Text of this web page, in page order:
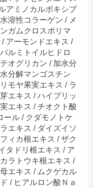
アミノカルボキシプ
溶性コラーゲン / メ
ガムクロスポリマ
アーモンドエキス /
ルミトイルヒドロ
オグリカン / 加水分
分解マンゴスチン
モヤ果実エキス / ラ
エキス / ハイブリッ
エキス / チオクト酸
ール / クダモノトケ
エキス / ダイズイソ
ィカ根エキス / ザク
タドリ根エキス / ア
ラトウキ根エキス /
エキス / ムクゲカル
/ ヒアルロン酸Ｎａ